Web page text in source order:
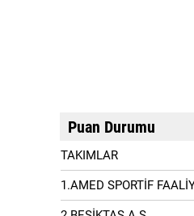
Puan Durumu
TAKIMLAR
1.AMED SPORTİF